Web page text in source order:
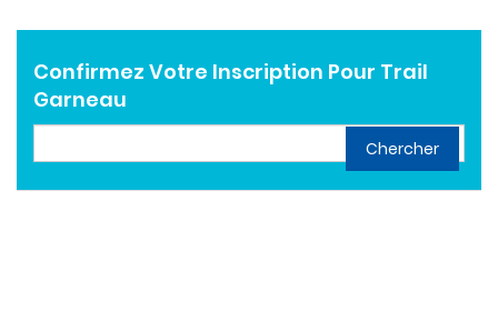
Confirmez Votre Inscription Pour Trail
Garneau
Chercher